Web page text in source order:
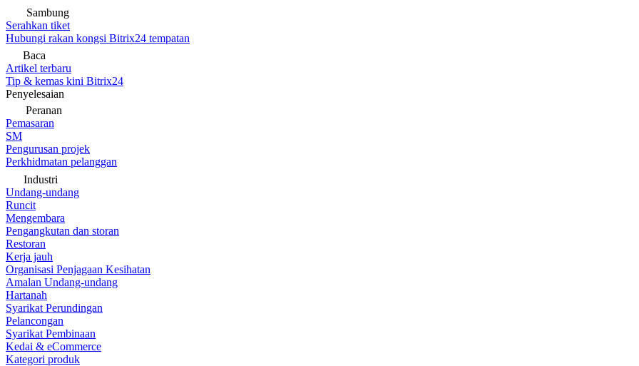
Sambung
Serahkan tiket
Hubungi rakan kongsi Bitrix24 tempatan
Baca
Artikel terbaru
Tip & kemas kini Bitrix24
Penyelesaian
Peranan
Pemasaran
SM
Pengurusan projek
Perkhidmatan pelanggan
Industri
Undang-undang
Runcit
Mengembara
Pengangkutan dan storan
Restoran
Kerja jauh
Organisasi Penjagaan Kesihatan
Amalan Undang-undang
Hartanah
Syarikat Perundingan
Pelancongan
Syarikat Pembinaan
Kedai & eCommerce
Kategori produk